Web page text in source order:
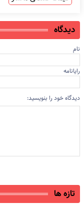
دیدگاه
نام
رایانامه
دیدگاه خود را بنویسید:
تازه ها